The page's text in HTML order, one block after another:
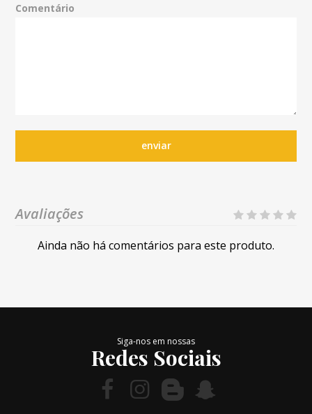
Comentário
enviar
Avaliações
Ainda não há comentários para este produto.
Siga-nos em nossas
Redes Sociais